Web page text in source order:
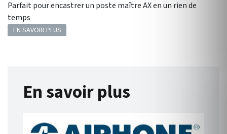
Parfait pour encastrer un poste maître AX en un rien de
temps
EN SAVOIR PLUS
En savoir plus